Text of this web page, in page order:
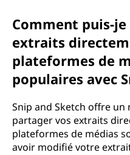
Comment puis-
extraits
plateformes de
populaires avec
Snip and Sketch offre
partager vos extraits
plateformes de médias
avoir modifié votre